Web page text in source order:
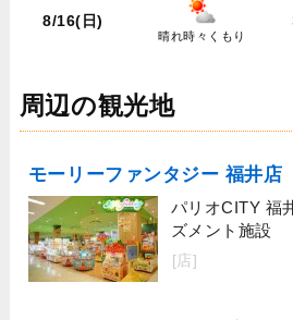
8/16(日)
晴れ時々くもり
周辺の観光地
モーリーファンタジー 福井店
パリオCITY 福
ズメント施設
[店]